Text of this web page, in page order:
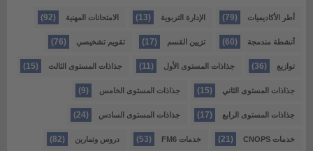
أطر الأكاديميات (79) الإدارة التربوية (13) الامتحانات المهنية (92)
أنشطة مندمجة (60) تزيين القسم (17) تقويم تشخيصي (76)
توازيع (36) جذاذات المستوى الأول (11) جذاذات المستوى الثالث (15)
جذاذات المستوى الثاني (15) جذاذات المستوى الخامس (9)
جذاذات المستوى الرابع (17) جذاذات المستوى السادس (24)
خدمات CNOPS (21) خدمات FM6 (53) دروس وتمارين (82)